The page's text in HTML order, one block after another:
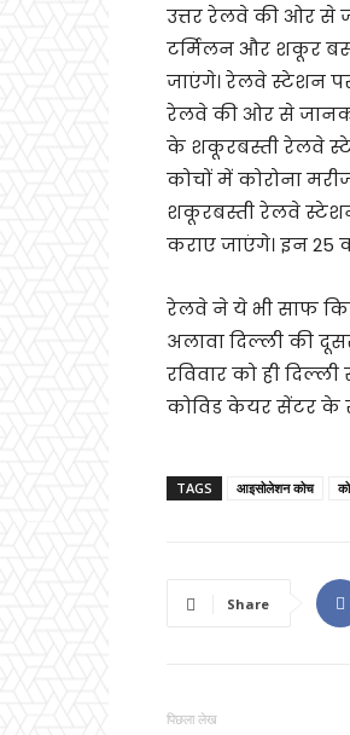
उत्तर रेलवे की ओर से
टर्मिलन और शकूर
जाएंगे। रेलवे स्टेशन
रेलवे की ओर से
के शकूरबस्ती रेलवे
कोचों में कोरोना
शकूरबस्ती रेलवे
कराए जाएंगे। इन 25
रेलवे ने ये भी साफ
अलावा दिल्ली की
रविवार को ही
कोविड केयर सेंटर के
TAGS आइसोलेशन कोच
Share
पिछला लेख